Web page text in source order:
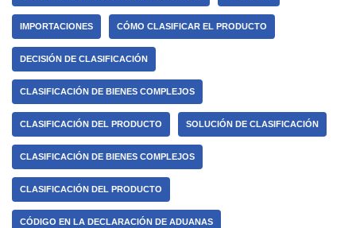
IMPORTACIONES CÓMO CLASIFICAR EL PRODUCTO
DECISIÓN DE CLASIFICACIÓN
CLASIFICACIÓN DE BIENES COMPLEJOS
CLASIFICACIÓN DEL PRODUCTO SOLUCIÓN DE CLASIFICACIÓN
CLASIFICACIÓN DE BIENES COMPLEJOS
CLASIFICACIÓN DEL PRODUCTO
CÓDIGO EN LA DECLARACIÓN DE ADUANAS